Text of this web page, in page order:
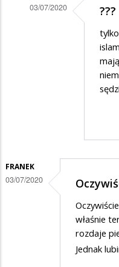
03/07/2020 ???
FRANEK
03/07/2020
właśnie
rozdaje
Jednak